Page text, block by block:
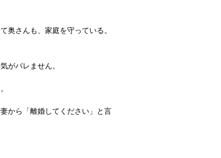
奥さんも、家庭を守っている。
がバレません。
から「離婚してください」と言